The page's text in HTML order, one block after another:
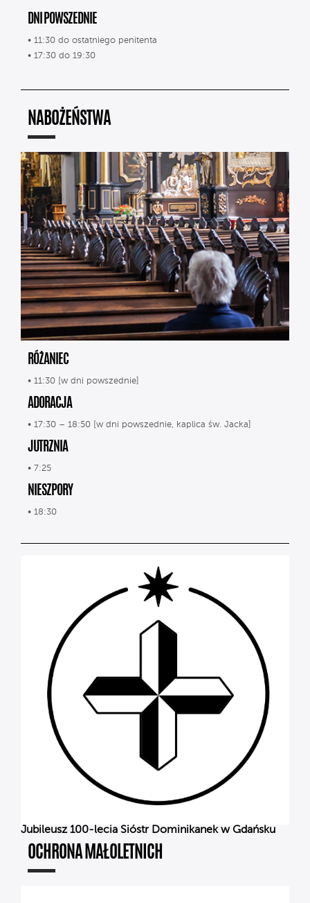
DNI POWSZEDNIE
• 11:30 do ostatniego penitenta
• 17:30 do 19:30
NABOŻEŃSTWA
RÓŻANIEC
• 11:30 [w dni powszednie]
ADORACJA
• 17:30 – 18:50 [w dni powszednie, kaplica św. Jacka]
JUTRZNIA
• 7:25
NIESZPORY
• 18:30
Jubileusz 100-lecia Sióstr Dominikanek w Gdańsku
OCHRONA MAŁOLETNICH